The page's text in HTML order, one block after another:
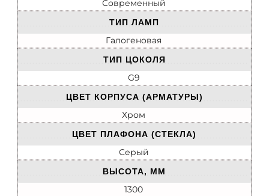
Современный
ТИП ЛАМП
Галогеновая
ТИП ЦОКОЛЯ
G9
ЦВЕТ КОРПУСА (АРМАТУРЫ)
Хром
ЦВЕТ ПЛАФОНА (СТЕКЛА)
Серый
ВЫСОТА, ММ
1300